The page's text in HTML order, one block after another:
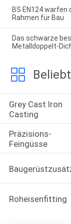
BS EN124 warfen
Rahmen für Bau
Das schwarze
Metalldoppelt-
Grey Cast Iron
Casting
Präzisions-
Feingüsse
Roheisenfitting